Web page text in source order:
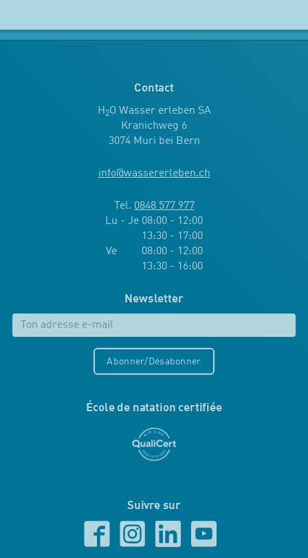
Contact
H2O Wasser erleben SA
Kranichweg 6
3074 Muri bei Bern
info@wassererleben.ch
Tel. 0848 577 977
Lu - Je 08:00 - 12:00
13:30 - 17:00
Ve 08:00 - 12:00
13:30 - 16:00
Newsletter
Abonner/Désabonner
École de natation certifiée
Suivre sur